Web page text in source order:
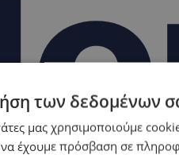
των δεδομένων
μας χρησιμοποιούμε
έχουμε πρόσβαση σε